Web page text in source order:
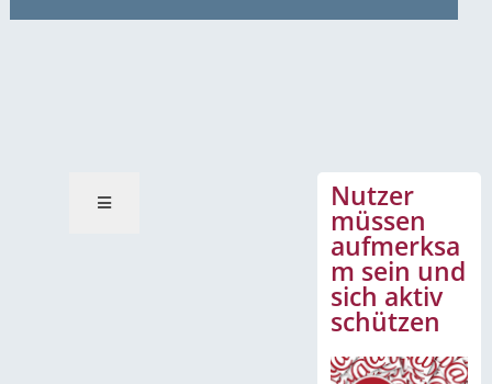
Nutzer
müssen
aufmerksa
m sein und
sich aktiv
schützen